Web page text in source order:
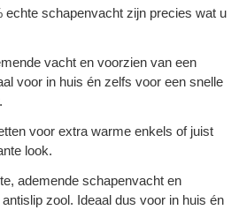
echte schapenvacht zijn precies wat u
vacht en voorzien van een
voor in huis én zelfs voor een snelle
voor extra warme enkels of juist
look.
ademende schapenvacht en
zool. Ideaal dus voor in huis én